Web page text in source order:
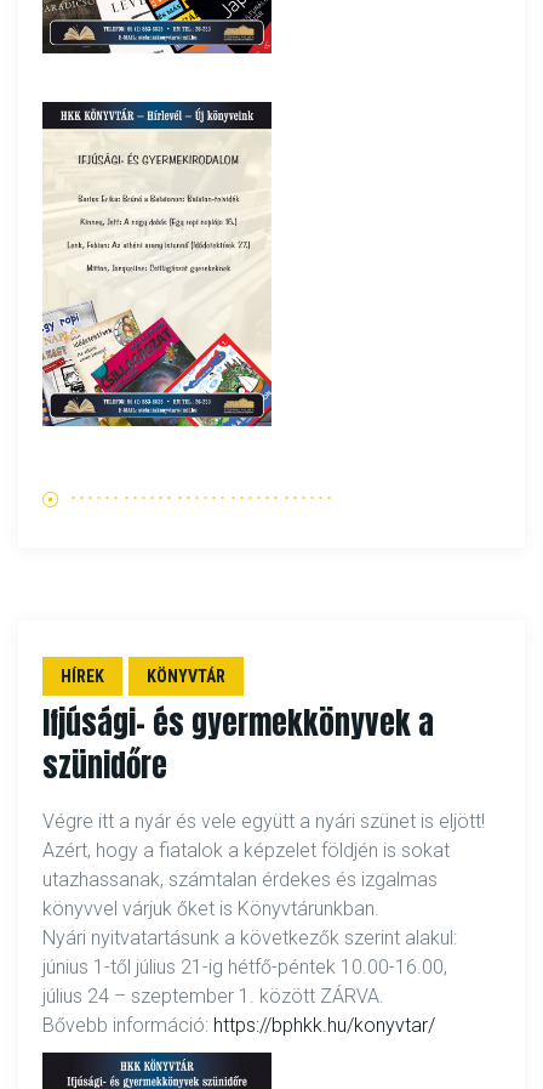
HÍREK KÖNYVTÁR
Ifjúsági- és gyermekkönyvek a
szünidőre
Végre itt a nyár és vele együtt a nyári szünet is eljött!
Azért, hogy a fiatalok a képzelet földjén is sokat
utazhassanak, számtalan érdekes és izgalmas
könyvvel várjuk őket is Könyvtárunkban.
Nyári nyitvatartásunk a következők szerint alakul:
június 1-től július 21-ig hétfő-péntek 10.00-16.00,
július 24 – szeptember 1. között ZÁRVA.
Bővebb információ: https://bphkk.hu/konyvtar/